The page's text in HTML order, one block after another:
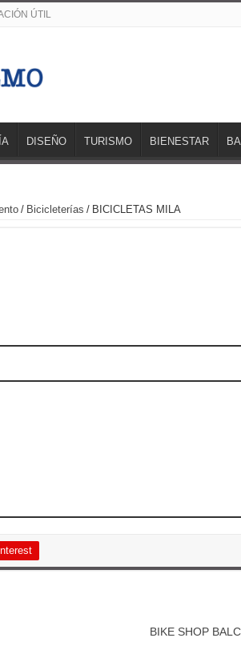
ÚTIL
DISEÑO TURISMO BIENESTAR
/ Bicicleterías / BICICLETAS MILA
BIKE SHOP